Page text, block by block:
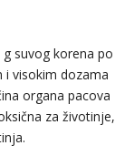
suvog korena po
i visokim dozama
organa pacova
za životinje,